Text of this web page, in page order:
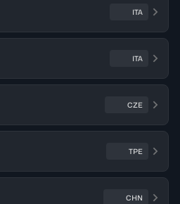
ITA
ITA
CZE
TPE
CHN